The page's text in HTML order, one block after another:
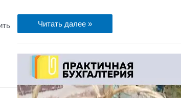
Читать далее »